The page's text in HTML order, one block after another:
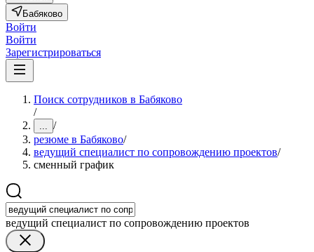
Бабяково
Войти
Войти
Зарегистрироваться
Поиск сотрудников в Бабяково
/
... /
резюме в Бабяково/
ведущий специалист по сопровождению проектов/
сменный график
ведущий специалист по сопровождению проектов